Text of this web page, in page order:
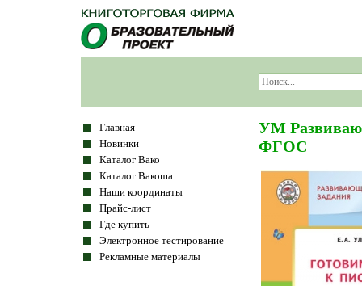
Главная
Новинки
Каталог Вако
Каталог Вакоша
Наши координаты
Прайс-лист
Где купить
Электронное тестирование
Рекламные материалы
УМ
ФГОС